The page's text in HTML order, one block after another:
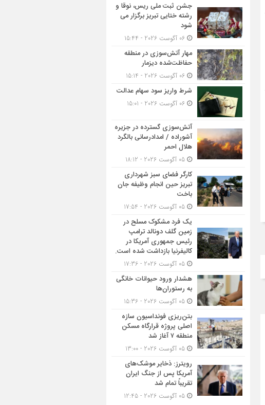
جشن ثبت ملی ریس، نوقا و
رشته ختایی تبریز برگزار می
شود
مهار آتش‌سوزی در منطقه
حفاظت‌شده دیزمار
شرط واریز سود سهام عدالت
آتش‌سوزی گسترده در جزیره
آشوراده / امدادرسانی بالگرد
هلال احمر
کارگر فضای سبز شهرداری
تبریز حین انجام وظیفه جان
باخت
یک فرد مشکوک مسلح در
زمین گلف دونالد ترامپ
رئیس جمهوری آمریکا در
کالیفرنیا بازداشت شده است.
هشدار ورود حیوانات خانگی
به رستوران‌ها
بتن‌ریزی فونداسیون سازه
اصلی پروژه قرارگاه مسکن
منطقه ۷ آغاز شد
رویترز: ذخایر موشک‌های
آمریکا پس از جنگ ایران
تقریباً تمام شد